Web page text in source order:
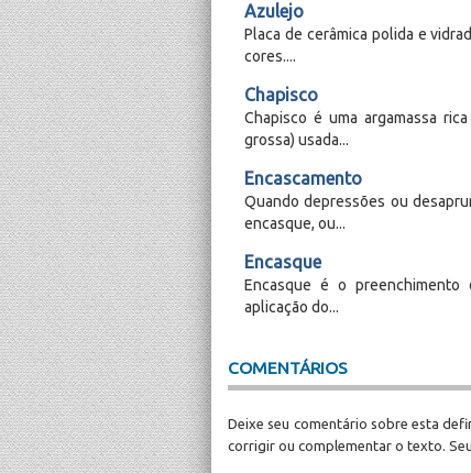
Azulejo
Placa de cerâmica polida e
cores....
Chapisco
Chapisco é uma argamassa
grossa) usada...
Encascamento
Quando depressões ou
encasque, ou...
Encasque
Encasque é o preenchimento
aplicação do...
COMENTÁRIOS
Deixe seu comentário sobre esta
corrigir ou complementar o texto.